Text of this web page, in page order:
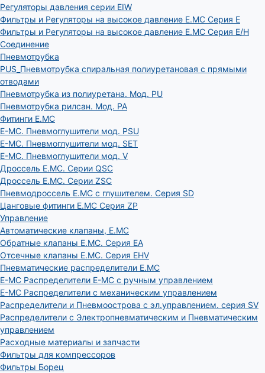
Регуляторы давления серии EIW
Фильтры и Регуляторы на высокое давление E.MC Серия E
Фильтры и Регуляторы на высокое давление E.MC Серия E/H
Соединение
Пневмотрубка
PUS_Пневмотрубка спиральная полиуретановая с прямыми
отводами
Пневмотрубка из полиуретана. Мод. РU
Пневмотрубка рилсан. Мод. PA
Фитинги E.MC
E-MC. Пневмоглушители мод. PSU
E-MC. Пневмоглушители мод. SET
E-MC. Пневмоглушители мод. V
Дроссель E.MC. Серии QSC
Дроссель E.MC. Серии ZSC
Пневмодроссель E.MC с глушителем. Серия SD
Цанговые фитинги E.MC Серия ZP
Управление
Автоматические клапаны, Е.МС
Обратные клапаны E.MC. Серия EA
Отсечные клапаны E.MC. Серия EHV
Пневматические распределители E.MC
E-MC Распределители E-MC с ручным управлением
E-MC Распределители с механическим управлением
Распределители и Пневмоострова с эл.управлением. серия SV
Распределители с Электропневматическим и Пневматическим
управлением
Расходные материалы и запчасти
Фильтры для компрессоров
Фильтры Борец